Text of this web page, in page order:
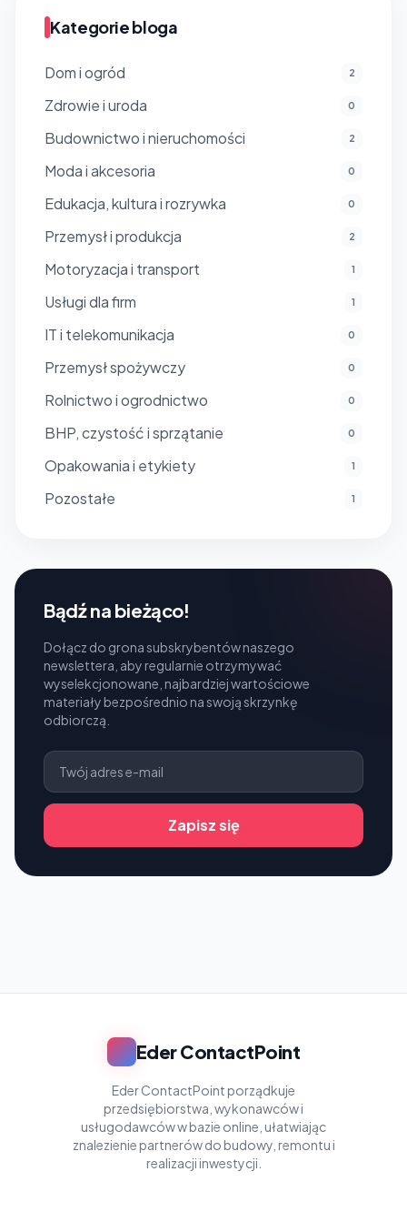
Kategorie bloga
Dom i ogród 2
Zdrowie i uroda 0
Budownictwo i nieruchomości 2
Moda i akcesoria 0
Edukacja, kultura i rozrywka 0
Przemysł i produkcja 2
Motoryzacja i transport 1
Usługi dla firm 1
IT i telekomunikacja 0
Przemysł spożywczy 0
Rolnictwo i ogrodnictwo 0
BHP, czystość i sprzątanie 0
Opakowania i etykiety 1
Pozostałe 1
Bądź na bieżąco!
Dołącz do grona subskrybentów naszego
newslettera, aby regularnie otrzymywać
wyselekcjonowane, najbardziej wartościowe
materiały bezpośrednio na swoją skrzynkę
odbiorczą.
Zapisz się
Eder ContactPoint
Eder ContactPoint porządkuje
przedsiębiorstwa, wykonawców i
usługodawców w bazie online, ułatwiając
znalezienie partnerów do budowy, remontu i
realizacji inwestycji.